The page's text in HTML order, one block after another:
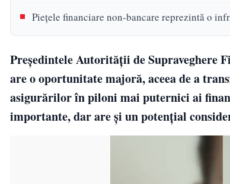
Piețele financiare non-bancare reprezintă o
Președintele Autorității de Supraveghere
are o oportunitate majoră, aceea de a
asigurărilor în piloni mai puternici ai
importante, dar are și un potențial